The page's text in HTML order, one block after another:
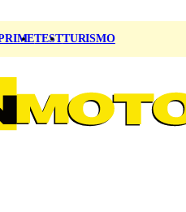
TESTTURISMO